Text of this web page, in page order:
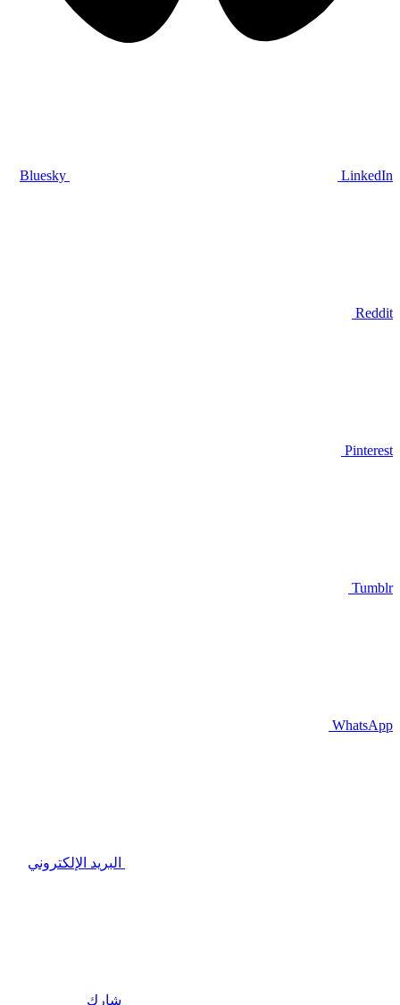
Bluesky LinkedIn
Reddit
Pinterest
Tumblr
WhatsApp
البريد الإلكتروني
شارك